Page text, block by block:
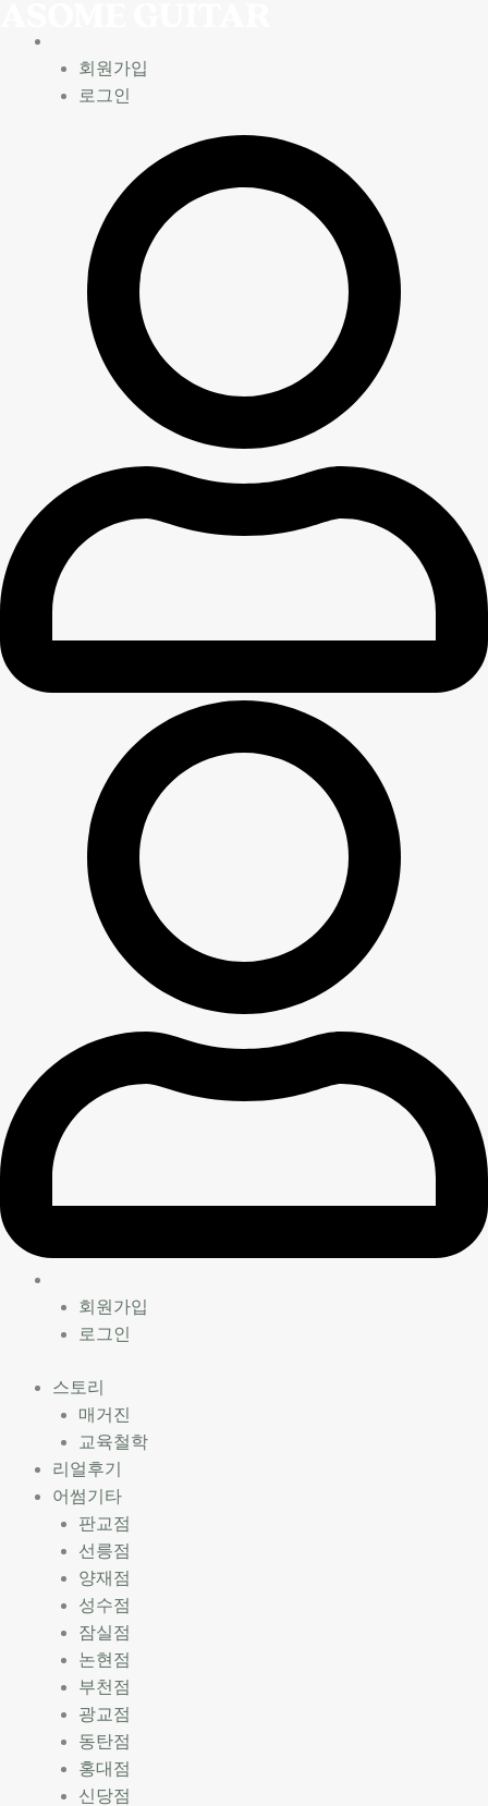
회원가입
로그인
회원가입
로그인
스토리
매거진
교육철학
리얼후기
어썸기타
판교점
선릉점
양재점
성수점
잠실점
논현점
부천점
광교점
동탄점
홍대점
신당점